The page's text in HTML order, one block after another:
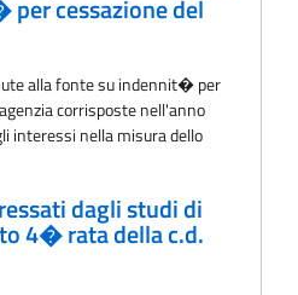
cessazione del
alla fonte su indennit� per
corrisposte nell'anno
interessi nella misura dello
dagli studi di
4� rata della c.d.